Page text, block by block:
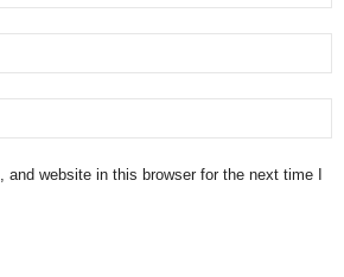
and website in this browser for the next time I